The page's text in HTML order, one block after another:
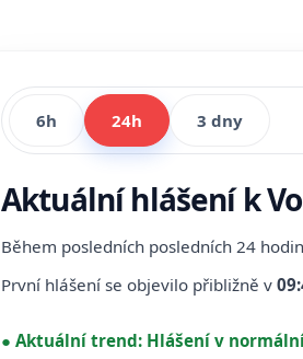
6h 24h 3 dny
Aktuální hlášení k
Během posledních posledních 24
První hlášení se objevilo přibližně v
● Aktuální trend: Hlášení v